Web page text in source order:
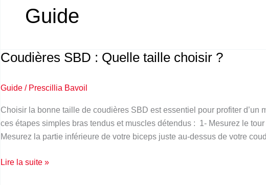
Guide
Coudières SBD : Quelle taille choisir ?
Guide / Prescillia Bavoil
Choisir la bonne taille de coudières SBD est essentiel pour profiter
ces étapes simples bras tendus et muscles détendus : 1- Mesurez le
Mesurez la partie inférieure de votre biceps juste au-dessus de votre
Coudières
taille
choisir
?
Lire la suite »